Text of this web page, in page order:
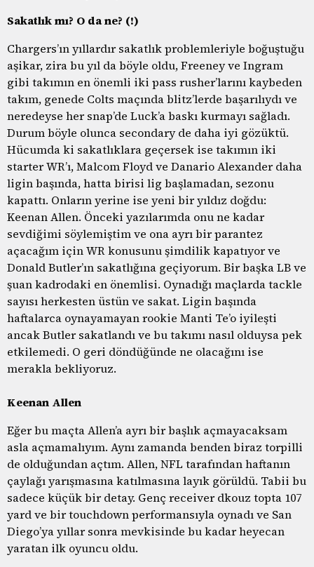
Sakatlık mı? O da ne? (!)
Chargers’ın yıllardır sakatlık problemleriyle boğuştuğu
aşikar, zira bu yıl da böyle oldu, Freeney ve Ingram
gibi takımın en önemli iki pass rusher’larını kaybeden
takım, genede Colts maçında blitz’lerde başarılıydı ve
neredeyse her snap’de Luck’a baskı kurmayı sağladı.
Durum böyle olunca secondary de daha iyi gözüktü.
Hücumda ki sakatlıklara geçersek ise takımın iki
starter WR’ı, Malcom Floyd ve Danario Alexander daha
ligin başında, hatta birisi lig başlamadan, sezonu
kapattı. Onların yerine ise yeni bir yıldız doğdu:
Keenan Allen. Önceki yazılarımda onu ne kadar
sevdiğimi söylemiştim ve ona ayrı bir parantez
açacağım için WR konusunu şimdilik kapatıyor ve
Donald Butler’ın sakatlığına geçiyorum. Bir başka LB ve
şuan kadrodaki en önemlisi. Oynadığı maçlarda tackle
sayısı herkesten üstün ve sakat. Ligin başında
haftalarca oynayamayan rookie Manti Te’o iyileşti
ancak Butler sakatlandı ve bu takımı nasıl olduysa pek
etkilemedi. O geri döndüğünde ne olacağını ise
merakla bekliyoruz.
Keenan Allen
Eğer bu maçta Allen’a ayrı bir başlık açmayacaksam
asla açmamalıyım. Aynı zamanda benden biraz torpilli
de olduğundan açtım. Allen, NFL tarafından haftanın
çaylağı yarışmasına katılmasına layık görüldü. Tabii bu
sadece küçük bir detay. Genç receiver dkouz topta 107
yard ve bir touchdown performansıyla oynadı ve San
Diego’ya yıllar sonra mevkisinde bu kadar heyecan
yaratan ilk oyuncu oldu.